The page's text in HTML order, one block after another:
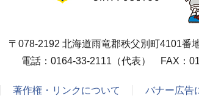
〒078-2192 北海道雨竜郡秩父別町4101番
電話： 0164-33-2111 （代表） FAX：
著作権・リンクについて バナー広告